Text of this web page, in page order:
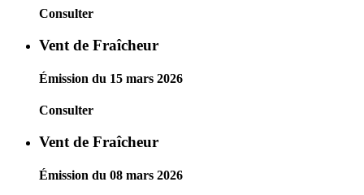
Consulter
Vent de Fraîcheur
Émission du 15 mars 2026
Consulter
Vent de Fraîcheur
Émission du 08 mars 2026